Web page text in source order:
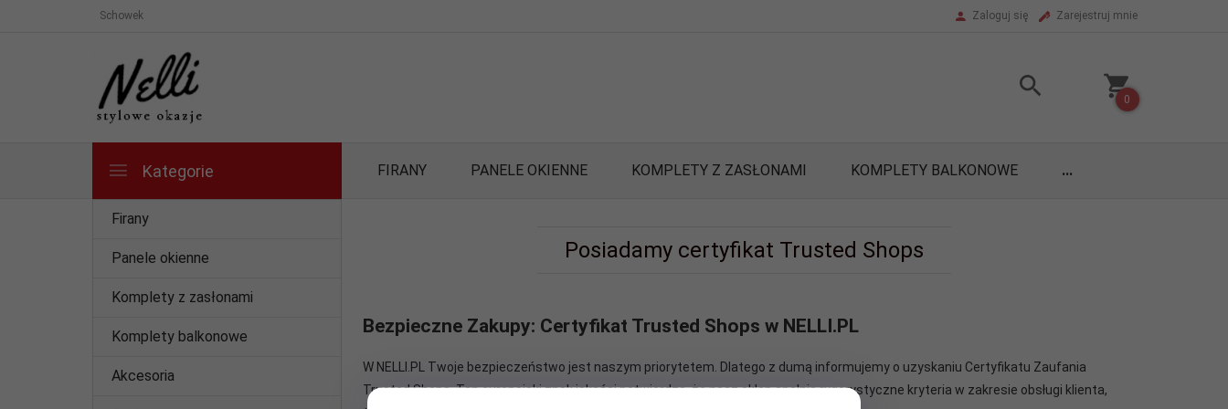
Schowek Zaloguj się Zarejestruj mnie
0
Kategorie FIRANY PANELE OKIENNE KOMPLETY Z ZASŁONAMI KOMPLETY BALKONOWE ...
Firany
Panele okienne
Komplety z zasłonami
Komplety balkonowe
Akcesoria
Posiadamy certyfikat Trusted Shops
Bezpieczne Zakupy: Certyfikat Trusted Shops w NELLI.PL
W NELLI.PL Twoje bezpieczeństwo jest naszym priorytetem. Dlatego z dumą informujemy o uzyskaniu Certyfikatu Zaufania
Trusted Shops. Ten europejski znak jakości potwierdza, że nasz sklep spełnia rygorystyczne kryteria w zakresie obsługi klienta,